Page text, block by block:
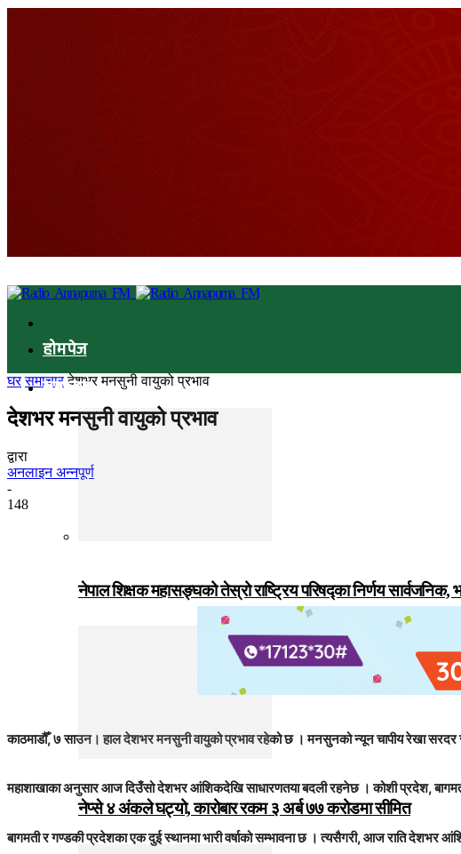
होमपेज
समाचार
नेपाल शिक्षक महासङ्घको तेस्रो राष्ट्रिय परिषद्का निर्णय
नेप्से ४ अंकले घट्यो, कारोबार रकम ३ अर्ब ७७ करोडमा सीमित
घर समाचार देशभर मनसुनी वायुको प्रभाव
देशभर मनसुनी वायुको प्रभाव
द्वारा
अनलाइन अन्नपूर्ण
-
148
काठमाडौँ, ७ साउन। हाल देशभर मनसुनी वायुको प्रभाव रहेको छ । मनसुनको न्यून चापीय रेखा
महाशाखाका अनुसार आज दिउँसो देशभर आंशिकदेखि साधारणतया बदली रहनेछ । कोशी प्रदेश,
बागमती र गण्डकी प्रदेशका एक दुई स्थानमा भारी वर्षाको सम्भावना छ । त्यसैगरी, आज राति